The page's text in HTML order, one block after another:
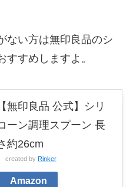
ない方は無印良品のシ
すすめしますよ。
【無印良品 公式】シリ
ーン調理スプーン 長
約26cm
created by Rinker
Amazon